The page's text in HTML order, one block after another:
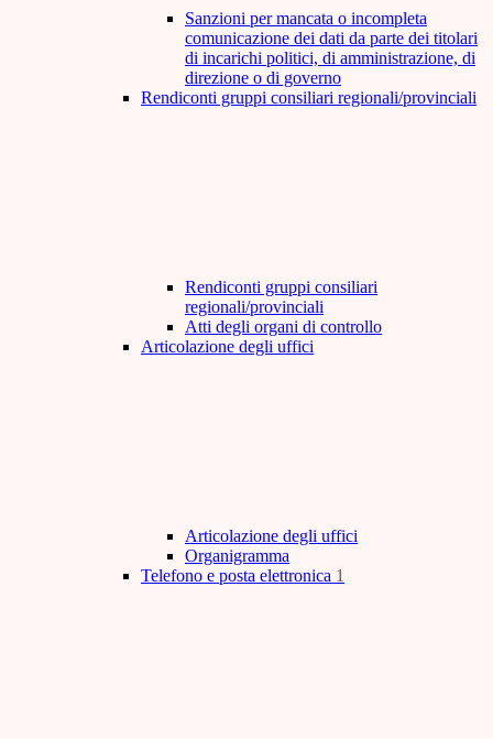
Sanzioni per mancata o incompleta
comunicazione dei dati da parte dei titolari
di incarichi politici, di amministrazione, di
direzione o di governo
Rendiconti gruppi consiliari regionali/provinciali
Rendiconti gruppi consiliari
regionali/provinciali
Atti degli organi di controllo
Articolazione degli uffici
Articolazione degli uffici
Organigramma
Telefono e posta elettronica 1